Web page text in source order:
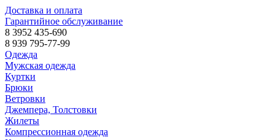
Доставка и оплата
Гарантийное обслуживание
8 3952 435-690
8 939 795-77-99
Одежда
Мужская одежда
Куртки
Брюки
Ветровки
Джемпера, Толстовки
Жилеты
Компрессионная одежда